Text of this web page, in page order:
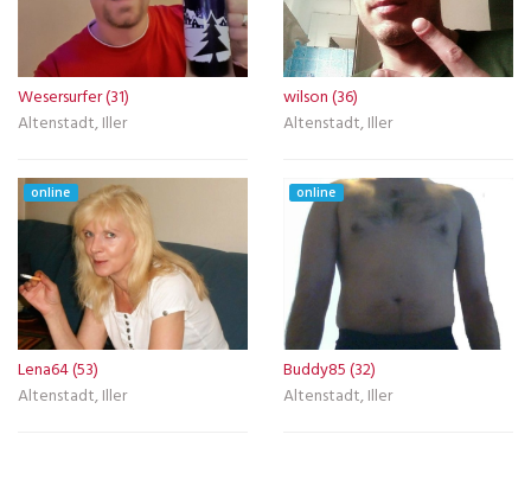
Wesersurfer (31)
Altenstadt, Iller
wilson (36)
Altenstadt, Iller
online
Lena64 (53)
Altenstadt, Iller
online
Buddy85 (32)
Altenstadt, Iller